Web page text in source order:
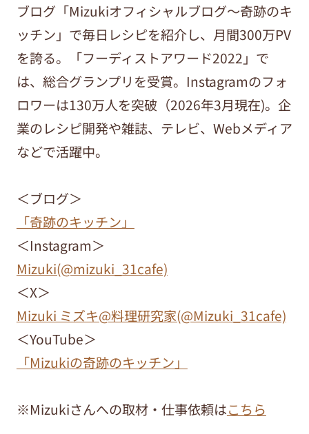
ブログ「Mizukiオフィシャルブログ～奇跡のキ
ッチン」で毎日レシピを紹介し、月間300万PV
を誇る。「フーディストアワード2022」で
は、総合グランプリを受賞。Instagramのフォ
ロワーは130万人を突破（2026年3月現在)。企
業のレシピ開発や雑誌、テレビ、Webメディア
などで活躍中。
＜ブログ＞
「奇跡のキッチン」
＜Instagram＞
Mizuki(@mizuki_31cafe)
＜X＞
Mizuki ミズキ@料理研究家(@Mizuki_31cafe)
＜YouTube＞
「Mizukiの奇跡のキッチン」
※Mizukiさんへの取材・仕事依頼はこちら